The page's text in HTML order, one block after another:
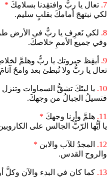
7. تعال يا ربُّ وافتقِدنا بسلامِكَ *
لكي نبتهجَ أمامكَ بقلبٍ سليم.
8. لكي نَعرِف يا ربُّ في الأرض
وفي جميع الأممِ خلاصكَ.
9. أيقِظ جبروتك يا ربُّ وهلمَّ
تعال يا ربُّ ولا تُبطئ بعد وامحُ
10. يا ليتَكَ تشقُّ السماوات وتنزل
فتسيلُ الجبالُ من وجهكَ.
11. هلمَّ وأرِنا وجهكَ *
يا أيُّها الرّبُّ الجالس على
12. المجدُ للآب والابن *
والروح القدس.
13. كما كان في البدء والآن وكلَّ